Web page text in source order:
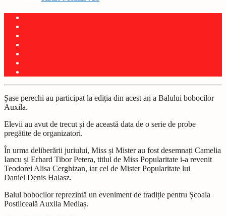
Șase perechi au participat la ediția din acest an a Balului bobocilor
Auxila.
Elevii au avut de trecut și de această data de o serie de probe
pregătite de organizatori.
În urma deliberării juriului, Miss și Mister au fost desemnați Camelia
Iancu și Erhard Tibor Petera, titlul de Miss Popularitate i-a revenit
Teodorei Alisa Cerghizan, iar cel de Mister Popularitate lui
Daniel Denis Halasz.
Balul bobocilor reprezintă un eveniment de tradiție pentru Școala
Postliceală Auxila Mediaș.